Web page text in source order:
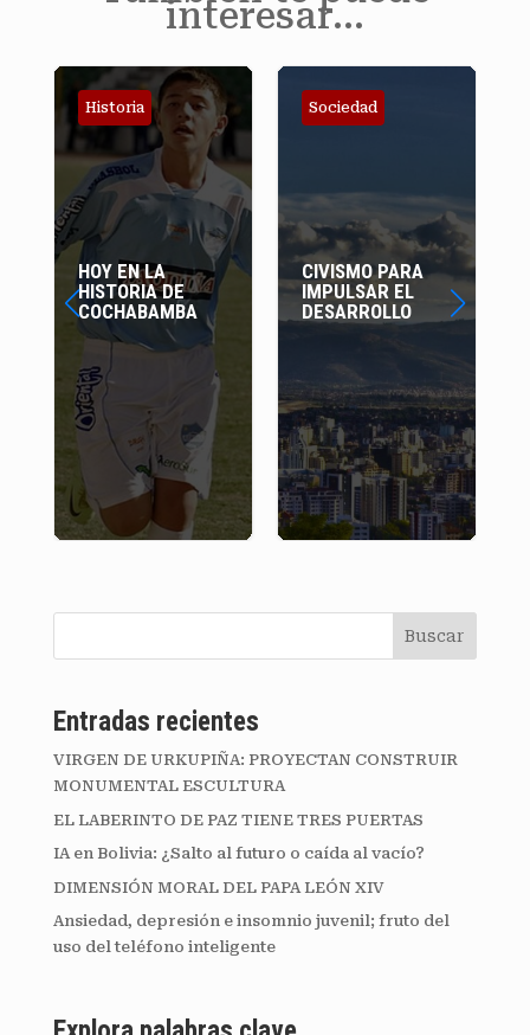
interesar…
Sociedad
CIVISMO PARA
IMPULSAR EL
DESARROLLO
Historia
PRENSA DE
“ULTRAIZQUIERD
A” CON OVANDO Y
TORRES
Buscar
Entradas recientes
VIRGEN DE URKUPIÑA: PROYECTAN CONSTRUIR
MONUMENTAL ESCULTURA
EL LABERINTO DE PAZ TIENE TRES PUERTAS
IA en Bolivia: ¿Salto al futuro o caída al vacío?
DIMENSIÓN MORAL DEL PAPA LEÓN XIV
Ansiedad, depresión e insomnio juvenil; fruto del
uso del teléfono inteligente